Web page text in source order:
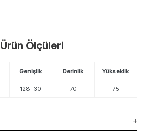
Ürün Ölçüleri
Genişlik Derinlik Yükseklik
128+30 70 75